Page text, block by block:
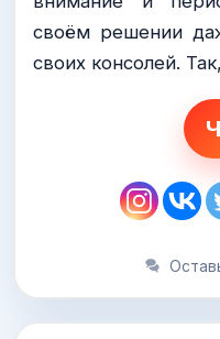
своём решении
своих консолей.